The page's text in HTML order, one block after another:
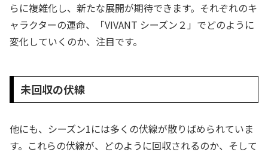
らに複雑化し、新たな展開が期待できます。それぞれのキ
ャラクターの運命、「VIVANT シーズン２」でどのように
変化していくのか、注目です。
未回収の伏線
他にも、シーズン1には多くの伏線が散りばめられていま
す。これらの伏線が、どのように回収されるのか、そして